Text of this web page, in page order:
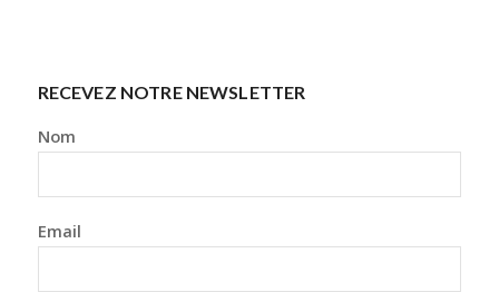
RECEVEZ NOTRE NEWSLETTER
Nom
Email